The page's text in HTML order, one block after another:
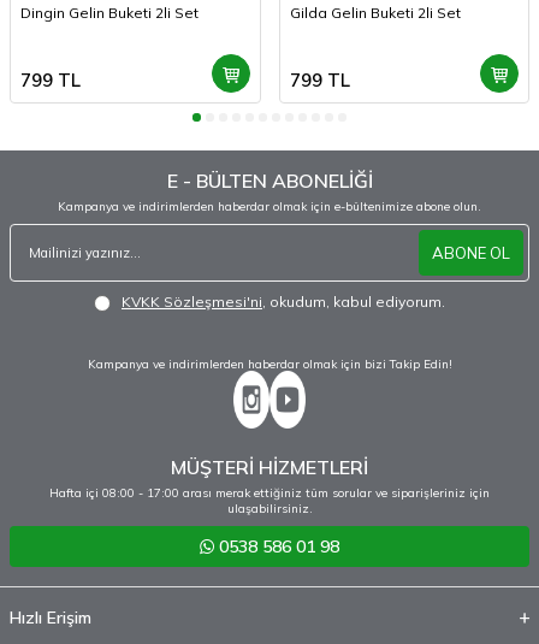
Dingin Gelin Buketi 2li Set
799 TL
Gilda Gelin Buketi 2li Set
799TL
E - BÜLTEN ABONELİĞİ
Kampanya ve indirimlerden haberdar olmak için e-bültenimize abone olun.
ABONE OL
KVKK Sözleşmesi'ni, okudum, kabul ediyorum.
Kampanya ve indirimlerden haberdar olmak için bizi Takip Edin!
MÜŞTERİ HİZMETLERİ
Hafta içi 08:00 - 17:00 arası merak ettiğiniz tüm sorular ve siparişleriniz için
ulaşabilirsiniz.
0538 586 01 98
Hızlı Erişim